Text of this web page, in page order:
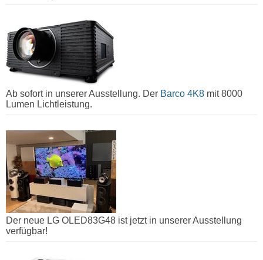
Ab sofort in unserer Ausstellung. Der Barco 4K8 mit 8000
Lumen Lichtleistung.
Der neue LG OLED83G48 ist jetzt in unserer Ausstellung
verfügbar!